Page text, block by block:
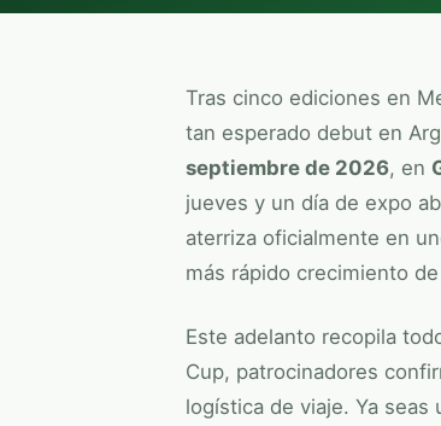
Tras cinco ediciones en
tan esperado debut en
septiembre de 2026, en
jueves y un día de expo
aterriza oficialmente en
más rápido crecimiento
Este adelanto recopila
Cup, patrocinadores
logística de viaje. Ya